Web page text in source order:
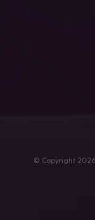
© Copyright 2026